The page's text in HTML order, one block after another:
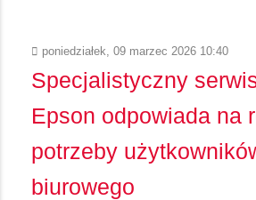
poniedziałek, 09 marzec 2026 10:40
Specjalistyczny
Epson odpowiada na
potrzeby
biurowego